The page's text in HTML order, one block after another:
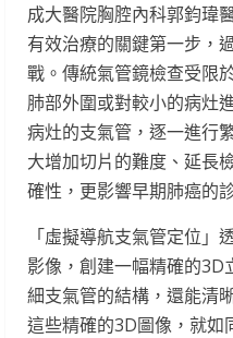
成大醫院胸腔內科郭鈞瑋
有效治療的關鍵第一步，
戰。傳統氣管鏡檢查受限
肺部外圍或對較小的病灶
病灶的支氣管，逐一進行
大增加切片的難度、延長
確性，更影響早期肺癌的
「虛擬導航支氣管定位
影像，創建一幅精確的3D
細支氣管的結構，還能清
這些精確的3D圖像，就如